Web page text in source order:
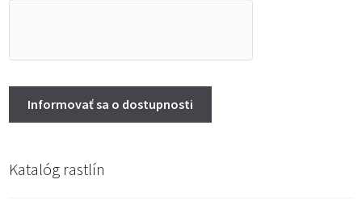
Katalóg rastlín